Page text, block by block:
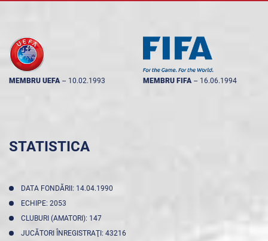
MEMBRU UEFA -- 10.02.1993 MEMBRU FIFA -- 16.06.1994
STATISTICA
DATA FONDĂRII: 14.04.1990
ECHIPE: 2053
CLUBURI (AMATORI): 147
JUCĂTORI ÎNREGISTRAŢI: 43216